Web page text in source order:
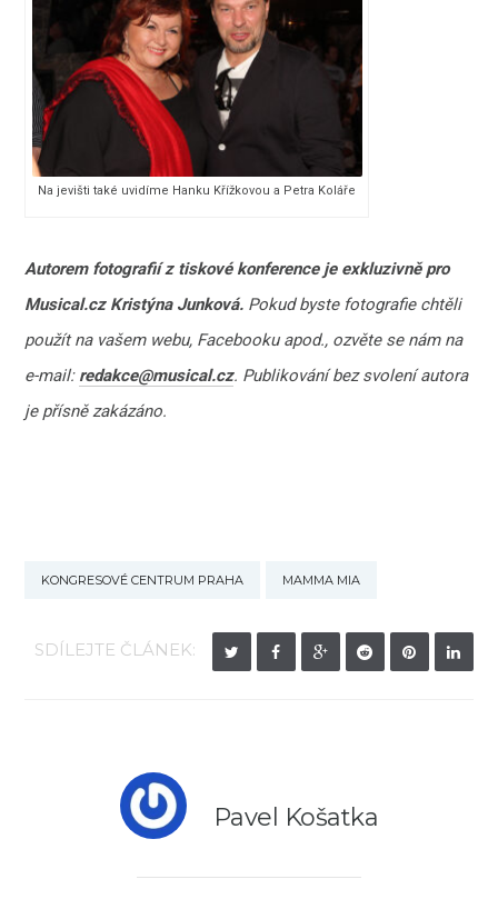
Na jevišti také uvidíme Hanku Křížkovou a Petra Koláře
Autorem fotografií z tiskové konference je exkluzivně pro
Musical.cz Kristýna Junková. Pokud byste fotografie chtěli
použít na vašem webu, Facebooku apod., ozvěte se nám na
e-mail: redakce@musical.cz. Publikování bez svolení autora
je přísně zakázáno.
KONGRESOVÉ CENTRUM PRAHA MAMMA MIA
SDÍLEJTE ČLÁNEK:
Pavel Košatka